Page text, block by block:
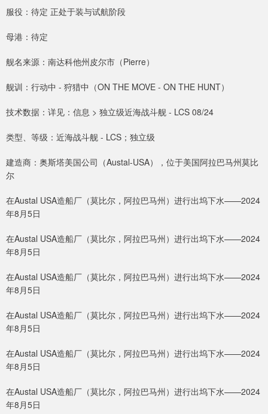
服役：待定 正处于装与试航阶段
母港：待定
舰名来源：南达科他州皮尔市（Pierre）
舰训：行动中 - 狩猎中（ON THE MOVE - ON THE HUNT）
技术数据：详见：信息 > 独立级近海战斗舰 - LCS 08/24
类型、等级：近海战斗舰 - LCS；独立级
建造商：奥斯塔美国公司（Austal-USA），位于美国阿拉巴马州莫比
尔
在Austal USA造船厂（莫比尔，阿拉巴马州）进行出坞下水——2024
年8月5日
在Austal USA造船厂（莫比尔，阿拉巴马州）进行出坞下水——2024
年8月5日
在Austal USA造船厂（莫比尔，阿拉巴马州）进行出坞下水——2024
年8月5日
在Austal USA造船厂（莫比尔，阿拉巴马州）进行出坞下水——2024
年8月5日
在Austal USA造船厂（莫比尔，阿拉巴马州）进行出坞下水——2024
年8月5日
在Austal USA造船厂（莫比尔，阿拉巴马州）进行出坞下水——2024
年8月5日